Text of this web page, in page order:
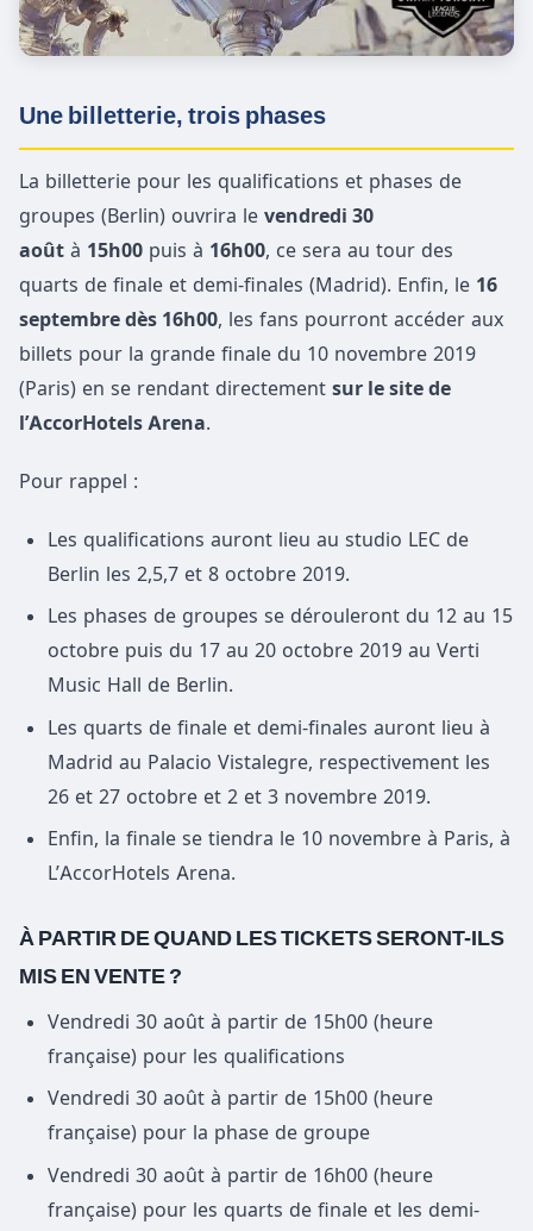
Une billetterie, trois phases
La billetterie pour les qualifications et phases de
groupes (Berlin) ouvrira le vendredi 30
août à 15h00 puis à 16h00, ce sera au tour des
quarts de finale et demi-finales (Madrid). Enfin, le 16
septembre dès 16h00, les fans pourront accéder aux
billets pour la grande finale du 10 novembre 2019
(Paris) en se rendant directement sur le site de
l’AccorHotels Arena.
Pour rappel :
Les qualifications auront lieu au studio LEC de
Berlin les 2,5,7 et 8 octobre 2019.
Les phases de groupes se dérouleront du 12 au 15
octobre puis du 17 au 20 octobre 2019 au Verti
Music Hall de Berlin.
Les quarts de finale et demi-finales auront lieu à
Madrid au Palacio Vistalegre, respectivement les
26 et 27 octobre et 2 et 3 novembre 2019.
Enfin, la finale se tiendra le 10 novembre à Paris, à
L’AccorHotels Arena.
À PARTIR DE QUAND LES TICKETS SERONT-ILS
MIS EN VENTE ?
Vendredi 30 août à partir de 15h00 (heure
française) pour les qualifications
Vendredi 30 août à partir de 15h00 (heure
française) pour la phase de groupe
Vendredi 30 août à partir de 16h00 (heure
française) pour les quarts de finale et les demi-